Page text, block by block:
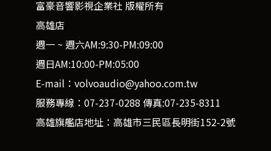
富豪音響影視企業社 版權所有
高雄店
週一 ~ 週六AM:9:30-PM:09:00
週日AM:10:00-PM:05:00
E-mail：volvoaudio@yahoo.com.tw
服務專線：07-237-0288 傳真:07-235-8311
高雄旗艦店地址：高雄市三民區長明街152-2號